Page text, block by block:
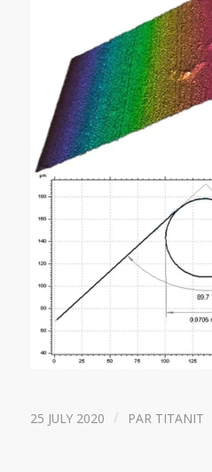
25 JULY 2020 / PAR TITANIT